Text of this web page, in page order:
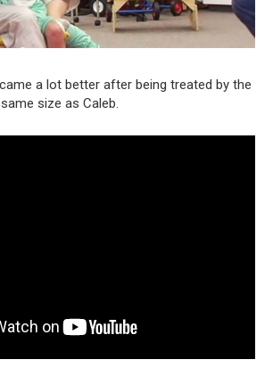
a lot better after being treated by the
size as Caleb.